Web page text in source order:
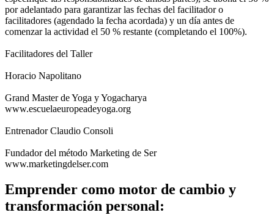
por adelantado para garantizar las fechas del facilitador o
facilitadores (agendado la fecha acordada) y un día antes de
comenzar la actividad el 50 % restante (completando el 100%).
Facilitadores del Taller
Horacio Napolitano
Grand Master de Yoga y Yogacharya
www.escuelaeuropeadeyoga.org
Entrenador Claudio Consoli
Fundador del método Marketing de Ser
www.marketingdelser.com
Emprender como motor de cambio y
transformación personal: